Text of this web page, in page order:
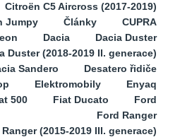
Citroën C5 Aircross (2017-2019)
Jumpy
Články
CUPRA
Dacia
Dacia Duster
Duster (2018-2019 II. generace)
Sandero
Desatero řidiče
Elektromobily
Enyaq
500 Fiat Ducato
Ford
Ford Ranger
(2015-2019 III. generace)